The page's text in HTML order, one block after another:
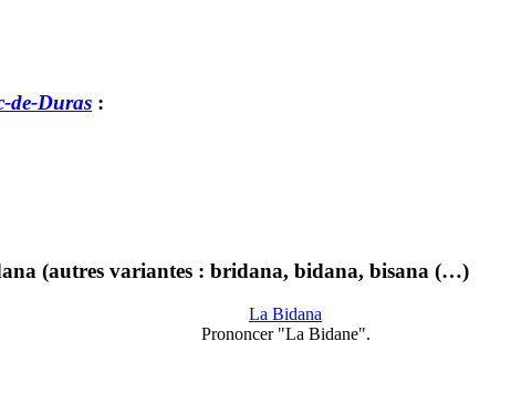
de-Duras :
(autres variantes : bridana, bidana, bisana (…)
La Bidana
Prononcer "La Bidane".